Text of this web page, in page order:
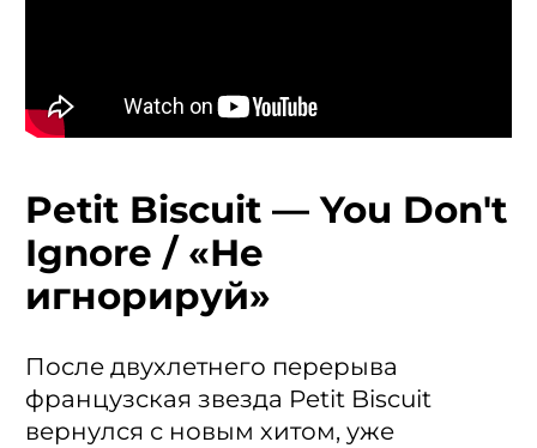
Petit Biscuit — You Don't
Ignore / «Не
игнорируй»
После двухлетнего перерыва
французская звезда Petit Biscuit
вернулся с новым хитом, уже